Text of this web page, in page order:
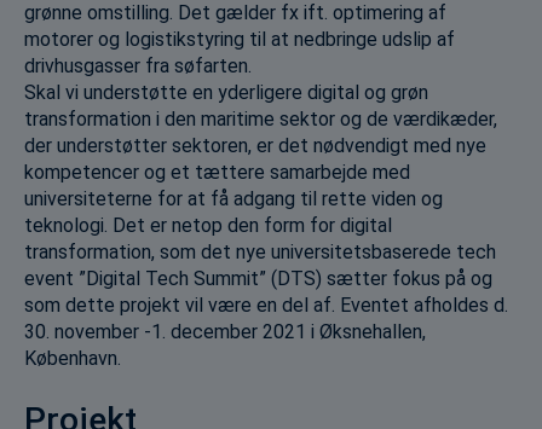
grønne omstilling. Det gælder fx ift. optimering af
motorer og logistikstyring til at nedbringe udslip af
drivhusgasser fra søfarten.
Skal vi understøtte en yderligere digital og grøn
transformation i den maritime sektor og de værdikæder,
der understøtter sektoren, er det nødvendigt med nye
kompetencer og et tættere samarbejde med
universiteterne for at få adgang til rette viden og
teknologi. Det er netop den form for digital
transformation, som det nye universitetsbaserede tech
event ”Digital Tech Summit” (DTS) sætter fokus på og
som dette projekt vil være en del af. Eventet afholdes d.
30. november -1. december 2021 i Øksnehallen,
København.
Projekt